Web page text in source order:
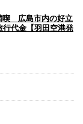
喫 広島市内の好立
行代金【羽田空港発